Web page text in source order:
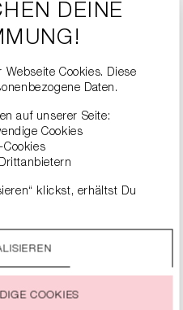
DEINE
Cookies. Diese
Daten.
auf unserer Seite:
Cookies
Cookies
klickst, erhältst Du
„Alle akzeptieren“
aller Cookies zu, die unter
COOKIES